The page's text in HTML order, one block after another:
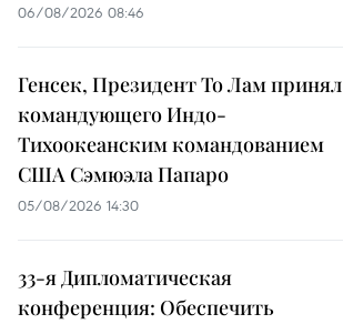
06/08/2026 08:46
Генсек, Президент То Лам принял
командующего Индо-
Тихоокеанским командованием
США Сэмюэла Папаро
05/08/2026 14:30
33-я Дипломатическая
конференция: Обеспечить